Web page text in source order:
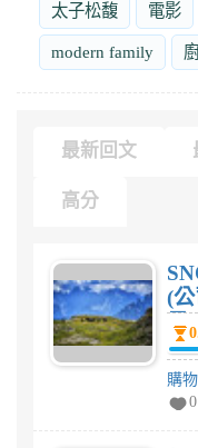
太子松馥 電影
modern family
最新回文
高分
(
風
太
購物
0